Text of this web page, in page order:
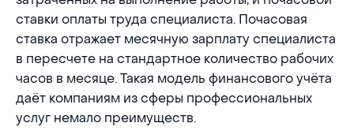
ставки оплаты труда специалиста. Почасовая
ставка отражает месячную зарплату специалиста
в пересчете на стандартное количество рабочих
часов в месяце. Такая модель финансового учёта
даёт компаниям из сферы профессиональных
услуг немало преимуществ.